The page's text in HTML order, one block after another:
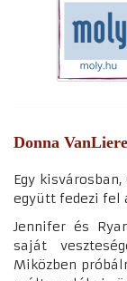
Donna
Egy
együtt fedezi fel
Jennifer és
saját
Miközben